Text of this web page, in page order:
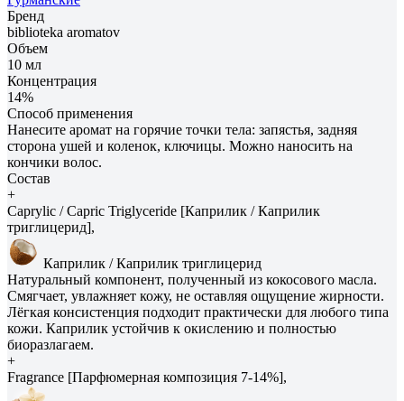
Бренд
biblioteka aromatov
Объем
10 мл
Концентрация
14%
Способ применения
Нанесите аромат на горячие точки тела: запястья, задняя
сторона ушей и коленок, ключицы. Можно наносить на
кончики волос.
Состав
+
Caprylic / Capric Triglyceride [Каприлик / Каприлик
триглицерид],
Каприлик / Каприлик триглицерид
Натуральный компонент, полученный из кокосового масла.
Смягчает, увлажняет кожу, не оставляя ощущение жирности.
Лёгкая консистенция подходит практически для любого типа
кожи. Каприлик устойчив к окислению и полностью
биоразлагаем.
+
Fragrance [Парфюмерная композиция 7-14%],